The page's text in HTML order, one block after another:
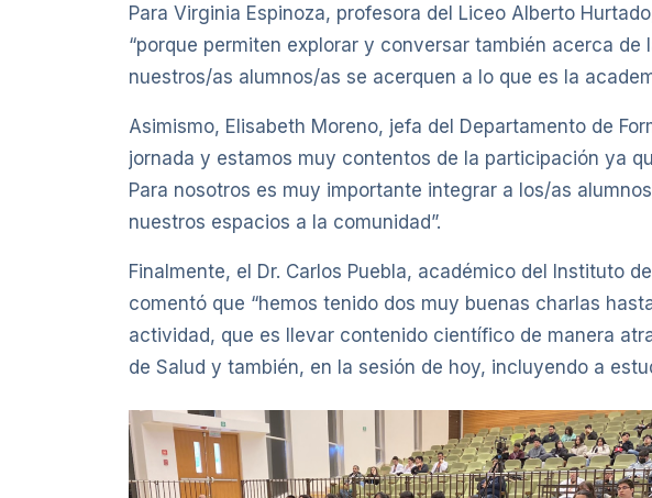
Para Virginia Espinoza, profesora del Liceo Alberto
“porque permiten explorar y conversar también acerca
nuestros/as alumnos/as se acerquen a lo que es la
Asimismo, Elisabeth Moreno, jefa del Departamento de
jornada y estamos muy contentos de la participación ya
Para nosotros es muy importante integrar a los/as
nuestros espacios a la comunidad”.
Finalmente, el Dr. Carlos Puebla, académico del Instituto
comentó que “hemos tenido dos muy buenas charlas
actividad, que es llevar contenido científico de manera
de Salud y también, en la sesión de hoy, incluyendo a